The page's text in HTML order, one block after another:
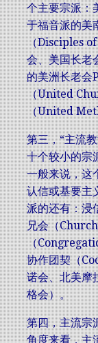
个主要宗派：
于福音派的美
（Disciples
会、美国长老
的美洲长老会
（United
（United
第三，“主流
十个较小的宗
一般来说，这
认信或基要主
派的还有：
兄会（
（
协作团契（
诺会、北美摩
格会）。
第四，主流宗
角度来看，主